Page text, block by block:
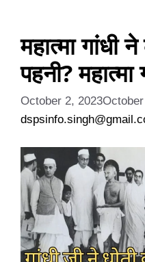
महात्मा गांधी
पहनी?
October 2, 2023